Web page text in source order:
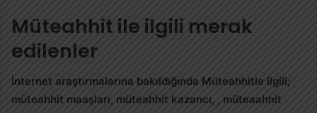
Müteahhit ile ilgili merak
edilenler
İnternet araştırmalarına bakıldığında Müteahhitle ilgili;
müteahhit maaşları, müteahhit kazancı, , müteaahhit